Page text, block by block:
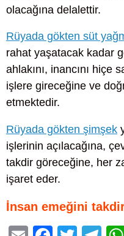
olacağına delalettir.
Rüyada gökten süt
rahat yaşatacak kadar
ahlakını, inancını hiçe
işlere gireceğine ve
etmektedir.
Rüyada gökten şimşek
işlerinin açılacağına,
takdir göreceğine, her
işaret eder.
İnsan emeğini